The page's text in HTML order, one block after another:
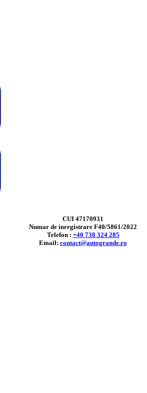
CUI 47170931
Numar de inregistrare F40/5861/2022
Telefon : +40 738 324 285
Email: contact@autogrande.ro